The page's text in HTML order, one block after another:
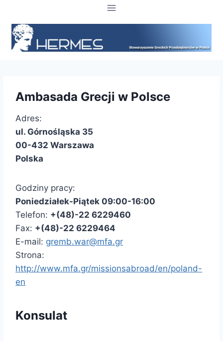
treści
Ambasada Grecji w Polsce
Adres:
ul. Górnośląska 35
00-432 Warszawa
Polska
Godziny pracy:
Poniedziałek-Piątek 09:00-16:00
Telefon: +(48)-22 6229460
Fax: +(48)-22 6229464
E-mail: gremb.war@mfa.gr
Strona:
http://www.mfa.gr/missionsabroad/en/poland-
en
Konsulat